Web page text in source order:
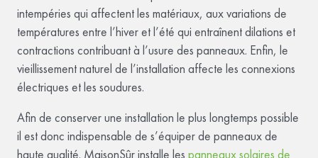
intempéries qui affectent les matériaux, aux variations de
températures entre l’hiver et l’été qui entraînent dilations et
contractions contribuant à l’usure des panneaux. Enfin, le
vieillissement naturel de l’installation affecte les connexions
électriques et les soudures.
Afin de conserver une installation le plus longtemps possible
il est donc indispensable de s’équiper de panneaux de
haute qualité. MaisonSûr installe les panneaux solaires de